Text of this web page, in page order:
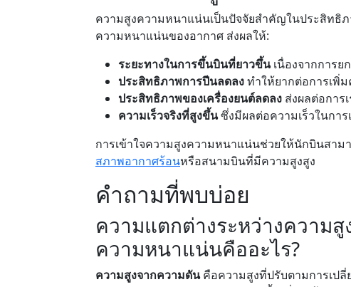
ความสูงความหนาแน่นเป็นปัจจัยสำคัญในประสิทธิ
ความหนาแน่นของอากาศ ส่งผลให้:
ระยะทางในการขึ้นบินที่ยาวขึ้นเนื่องจากการย
ประสิทธิภาพการปีนลดลงทำให้ยากต่อการเพิ่
ประสิทธิภาพของเครื่องยนต์ลดลง ส่งผลต่อการเ
ความเร็วจริงที่สูงขึ้นซึ่งมีผลต่อความเร็วในการ
การเข้าใจความสูงความหนาแน่นช่วยให้นักบินสาม
สภาพอากาศร้อนหรือสนามบินที่มีความสูงสูง
คำถามที่พบบ่อย
ความแตกต่างระหว่างความ
ความหนาแน่นคืออะไร?
ความสูงจากความดันคือความสูงที่ปรับตามการเปลี่